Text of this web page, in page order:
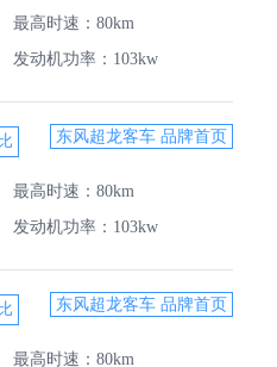
最高时速：80km
发动机功率：103kw
最高时速：80km
发动机功率：103kw
东风超龙客车 品牌首页
最高时速：80km
东风超龙客车 品牌首页